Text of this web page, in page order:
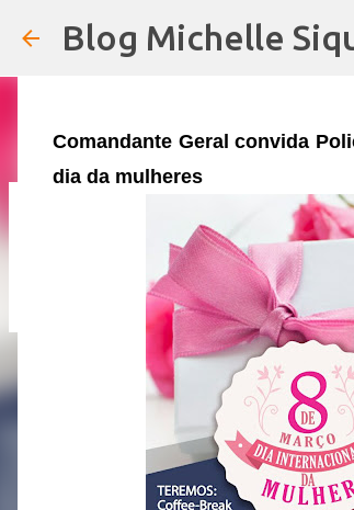
Blog Michelle
URGENTE: 13° DOS
PARA COMEMORAREM
em19:59
Comandante Geral convida
dia da mulheres